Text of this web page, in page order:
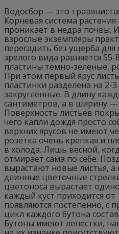
Водосбор — это
Корневая система растения
проникает в недра почвы.
взрослые экземпляры
пересадить без ущерба
зрелого вида равняется
пластины темно-зеленые,
При этом первый ярус
пластинки разделена на 2-3
закругленные. В длину
сантиметров, а в ширину —
Поверхность листьев
чего капли дождя просто
верхних ярусов не имеют
розетка очень крепкая и
в холода. Лишь весной,
отмирает сама по себе.
вырастают новые листья,
длинные цветочные
цветоноса вырастает
каждый куст приходится
появляются постепенно, с
цикл каждого бутона
Бутоны имеют лепестки,